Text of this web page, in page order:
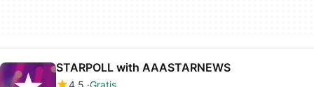
STARPOLL with AAASTARNEWS
4.5 Gratis